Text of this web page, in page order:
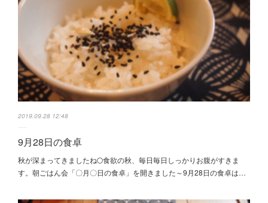
2019.09.28 12:48
9月28日の食卓
秋が深まってきましたね🌕食欲の秋、毎日毎日しっかりお腹がすきま
す。朝ごはん会「〇月〇日の食卓」を開きました～9月28日の食卓は…